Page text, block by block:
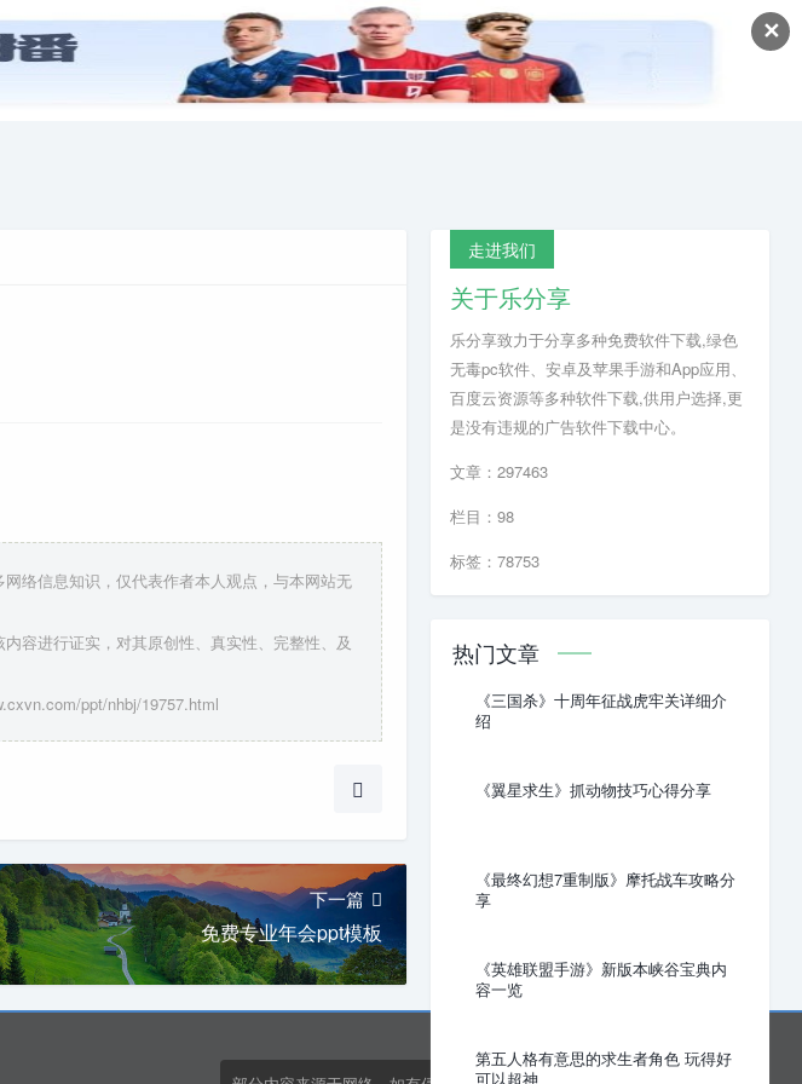
✕
络信息知识，仅代表作者本人观点，与本网站无
容进行证实，对其原创性、真实性、完整性、及
ppt/nhbj/19757.html
下一篇
免费专业年会ppt模板
走进我们
关于乐分享
乐分享致力于分享多种免费软件下载,绿色
无毒pc软件、安卓及苹果手游和App应用、
百度云资源等多种软件下载,供用户选择,更
是没有违规的广告软件下载中心。
文章：297463
栏目：98
标签：78753
热门文章
《三国杀》十周年征战虎牢关详细介
绍
《翼星求生》抓动物技巧心得分享
《最终幻想7重制版》摩托战车攻略分
享
《英雄联盟手游》新版本峡谷宝典内
容一览
第五人格有意思的求生者角色 玩得好
可以超神